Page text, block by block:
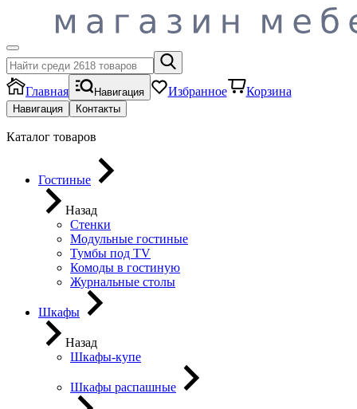
Главная Навигация Избранное Корзина
Навигация Контакты
Каталог товаров
Гостиные
Назад
Стенки
Модульные гостиные
Тумбы под ТV
Комоды в гостиную
Журнальные столы
Шкафы
Назад
Шкафы-купе
Шкафы распашные